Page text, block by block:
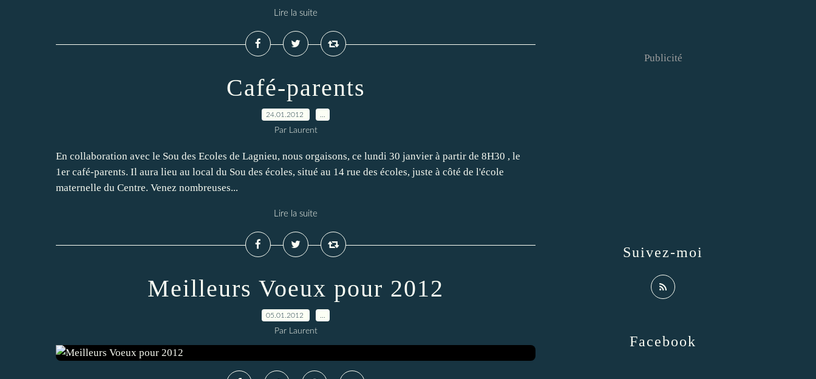
Lire la suite
Café-parents
24.01.2012
Par Laurent
En collaboration avec le Sou des Ecoles de Lagnieu, nous orgaisons, ce lundi 30 janvier à partir de 8H30 , le
1er café-parents. Il aura lieu au local du Sou des écoles, situé au 14 rue des écoles, juste à côté de l'école
maternelle du Centre. Venez nombreuses...
Lire la suite
Meilleurs Voeux pour 2012
05.01.2012
Par Laurent
Suivez-moi
Facebook
Publicité